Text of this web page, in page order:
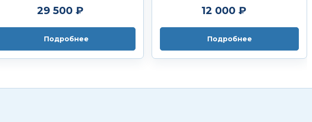
29 500 ₽
Подробнее
12 000 ₽
Подробнее